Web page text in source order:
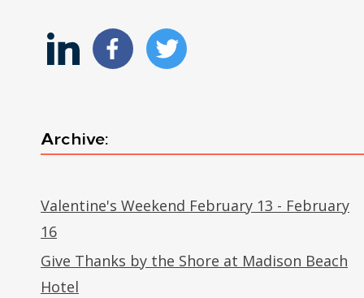
Archive:
Valentine's Weekend February 13 - February
16
Give Thanks by the Shore at Madison Beach
Hotel